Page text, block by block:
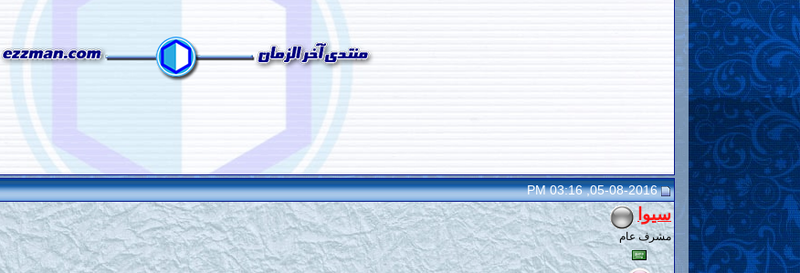
05-08-2016, 03:16 PM
سيوا
مشرف عام